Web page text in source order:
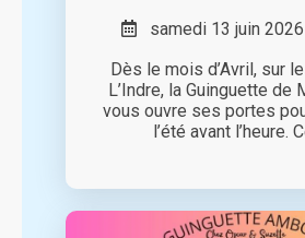
samedi 13 juin 2026
Dès le mois d’Avril, sur
L’Indre, la Guinguette de
vous ouvre ses portes
l’été avant l’heure.